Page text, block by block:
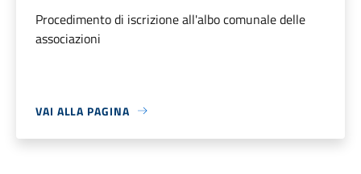
Procedimento di iscrizione all'albo comunale delle
associazioni
VAI ALLA PAGINA